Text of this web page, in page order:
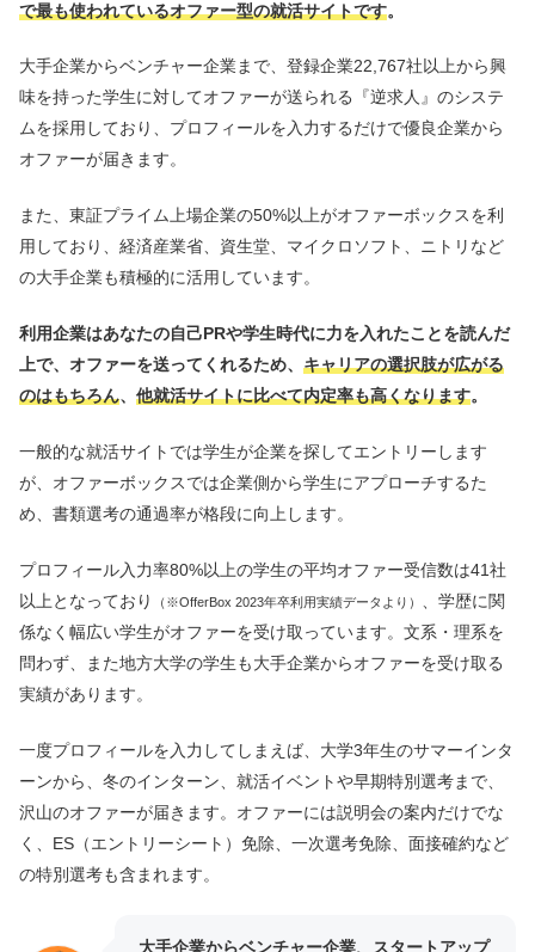
で最も使われているオファー型の就活サイトです。
大手企業からベンチャー企業まで、登録企業22,767社以上から興
味を持った学生に対してオファーが送られる『逆求人』のシステ
ムを採用しており、プロフィールを入力するだけで優良企業から
オファーが届きます。
また、東証プライム上場企業の50%以上がオファーボックスを利
用しており、経済産業省、資生堂、マイクロソフト、ニトリなど
の大手企業も積極的に活用しています。
利用企業はあなたの自己PRや学生時代に力を入れたことを読んだ
上で、オファーを送ってくれるため、 キャリアの選択肢が広がる
のはもちろん、 他就活サイトに比べて内定率も高くなります。
一般的な就活サイトでは学生が企業を探してエントリーします
が、オファーボックスでは企業側から学生にアプローチするた
め、書類選考の通過率が格段に向上します。
プロフィール入力率80%以上の学生の平均オファー受信数は41社
以上となっており
（※OfferBox 2023年卒利用実績データより）
、学歴に関
係なく幅広い学生がオファーを受け取っています。文系・理系を
問わず、また地方大学の学生も大手企業からオファーを受け取る
実績があります。
一度プロフィールを入力してしまえば、大学3年生のサマーインタ
ーンから、冬のインターン、就活イベントや早期特別選考まで、
沢山のオファーが届きます。オファーには説明会の案内だけでな
く、ES（エントリーシート）免除、一次選考免除、面接確約など
の特別選考も含まれます。
大手企業からベンチャー企業、スタートアップ